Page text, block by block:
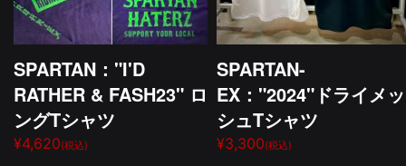
SPARTAN："I'D
RATHER & FASH23" ロ
ングTシャツ
¥4,620(税込)
SPARTAN-
EX："2024"ドライメッ
シュTシャツ
¥3,300(税込)